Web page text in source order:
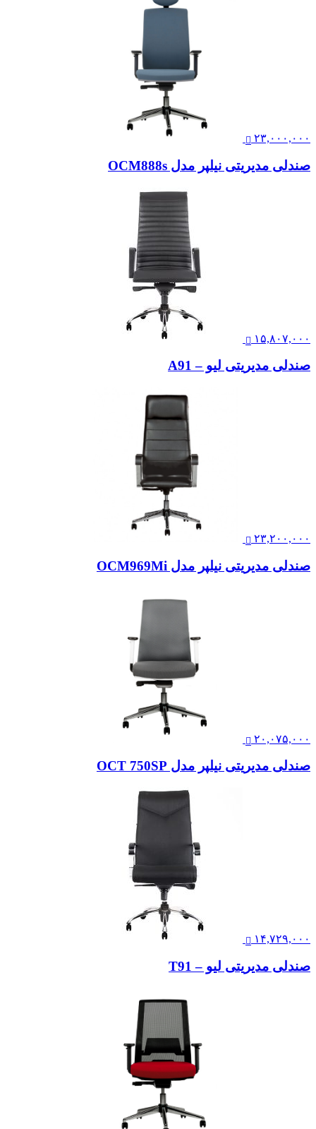
۲۳,۰۰۰,۰۰۰
صندلی مدیریتی نیلپر مدل OCM888s
۱۵,۸۰۷,۰۰۰
صندلی مدیریتی لیو – A91
۲۳,۲۰۰,۰۰۰
صندلی مدیریتی نیلپر مدل OCM969Mi
۲۰,۰۷۵,۰۰۰
صندلی مدیریتی نیلپر مدل OCT 750SP
۱۴,۷۲۹,۰۰۰
صندلی مدیریتی لیو – T91